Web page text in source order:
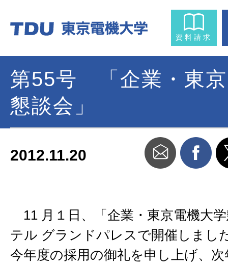
資料請求
第55号 「企業・東
懇談会」
2012.11.20
11 月１日、「企業・東京電機大
テル グランドパレスで開催しまし
今年度の採用の御礼を申し上げ、